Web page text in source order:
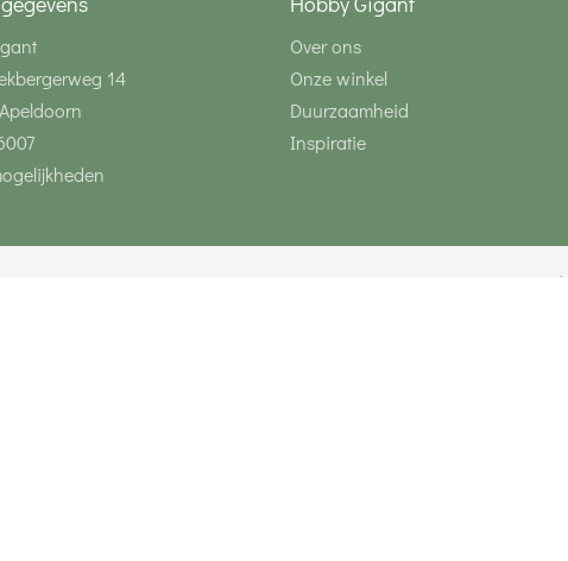
14
Over ons
Onze winkel
Duurzaamheid
Inspiratie
Volg ons via social media